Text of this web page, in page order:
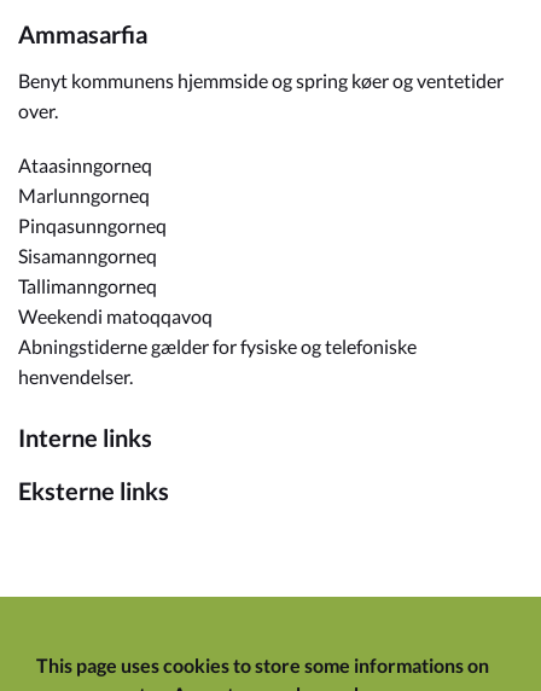
Ammasarfia
Benyt kommunens hjemmside og spring køer og ventetider
over.
Ataasinngorneq
Marlunngorneq
Pinqasunngorneq
Sisamanngorneq
Tallimanngorneq
Weekendi matoqqavoq
Abningstiderne gælder for fysiske og telefoniske
henvendelser.
Interne links
Eksterne links
This page uses cookies to store some informations on